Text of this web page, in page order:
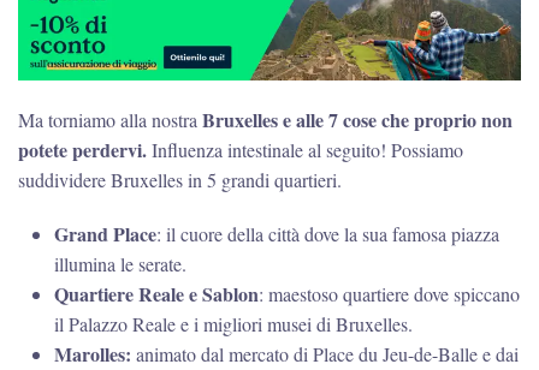
Ma torniamo alla nostraBruxelles e alle 7 cose che proprio non
potete perdervi.Influenza intestinale al seguito! Possiamo
suddividere Bruxelles in 5 grandi quartieri.
Grand Place: il cuore della città dove la sua famosa piazza
illumina le serate.
Quartiere Reale e Sablon: maestoso quartiere dove spiccano
il Palazzo Reale e i migliori musei di Bruxelles.
Marolles: animato dal mercato di Place du Jeu-de-Balle e dai